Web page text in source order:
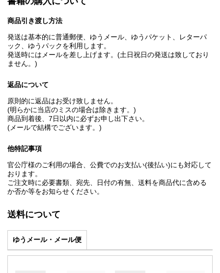
商品引き渡し方法
発送は基本的に普通郵便、ゆうメール、ゆうパケット、レターパ
ック、ゆうパックを利用します。
発送時にはメールを差し上げます。(土日祝日の発送は致しており
ません。)
返品について
原則的に返品はお受け致しません。
(明らかに当店のミスの場合は除きます。)
商品到着後、7日以内に必ずお申し出下さい。
(メールで結構でございます。)
他特記事項
官公庁様のご利用の場合、公費でのお支払い(後払い)にも対応して
おります。
ご注文時に必要書類、宛先、日付の有無、送料を商品代に含める
か否か等をお知らせください。
送料について
ゆうメール・メール便